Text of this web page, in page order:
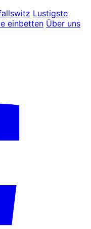
Lustigste
einbetten Über uns